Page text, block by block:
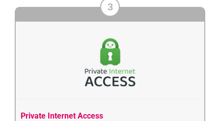
3
Private Internet Access